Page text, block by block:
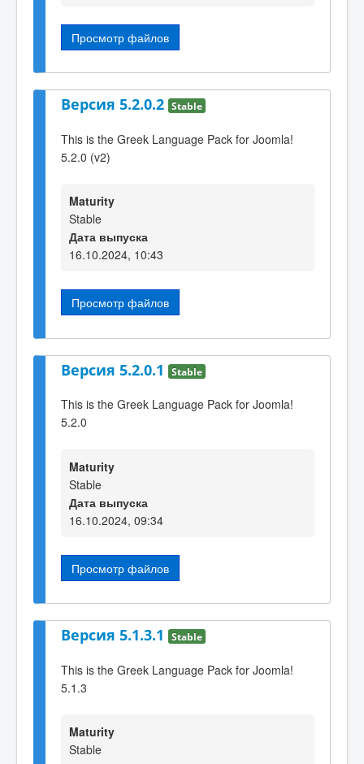
Просмотр файлов
Версия 5.2.0.2 Stable
This is the Greek Language Pack for Joomla!
5.2.0 (v2)
Maturity
Stable
Дата выпуска
16.10.2024, 10:43
Просмотр файлов
Версия 5.2.0.1 Stable
This is the Greek Language Pack for Joomla!
5.2.0
Maturity
Stable
Дата выпуска
16.10.2024, 09:34
Просмотр файлов
Версия 5.1.3.1 Stable
This is the Greek Language Pack for Joomla!
5.1.3
Maturity
Stable